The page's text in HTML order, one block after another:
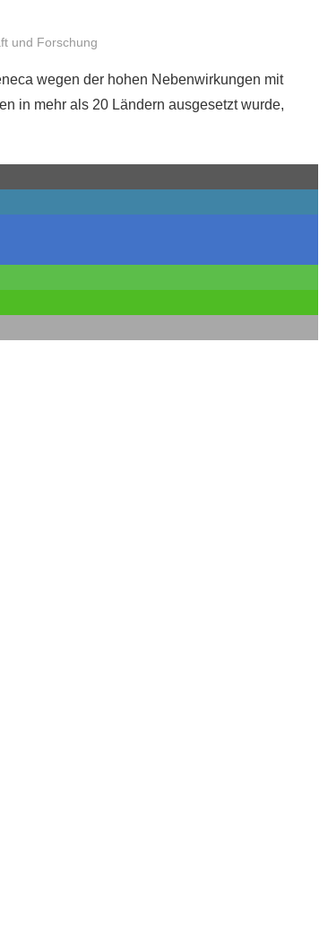
und Forschung
wegen der hohen Nebenwirkungen mit
in mehr als 20 Ländern ausgesetzt wurde,